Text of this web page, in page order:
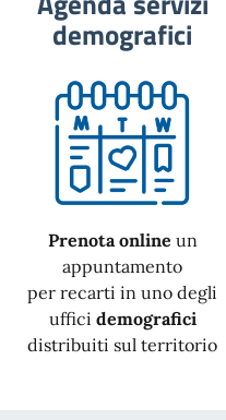
demografici
Prenota online un
appuntamento
per recarti in uno degli
uffici demografici
distribuiti sul territorio